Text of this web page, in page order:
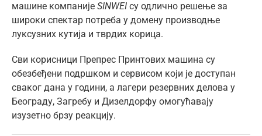
машине компаније SINWEI су одлично решење за
широки спектар потреба у домену производње
луксузних кутија и тврдих корица.
Сви корисници Препрес Принтових машина су
обезбеђени подршком и сервисом који је доступан
сваког дана у години, а лагери резервних делова у
Београду, Загребу и Дизелдорфу омогућавају
изузетно брзу реакцију.